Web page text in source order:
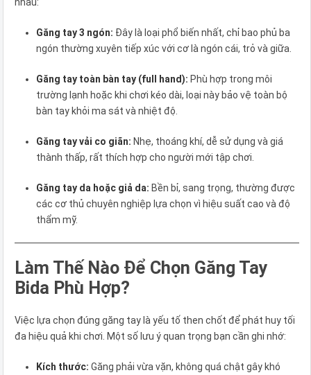
Găng tay 3 ngón: Đây là loại phổ biến nhất, chỉ bao phủ ba
ngón thường xuyên tiếp xúc với cơ là ngón cái, trỏ và giữa.
Găng tay toàn bàn tay (full hand): Phù hợp trong môi
trường lạnh hoặc khi chơi kéo dài, loại này bảo vệ toàn bộ
bàn tay khỏi ma sát và nhiệt độ.
Găng tay vải co giãn: Nhẹ, thoáng khí, dễ sử dụng và giá
thành thấp, rất thích hợp cho người mới tập chơi.
Găng tay da hoặc giả da: Bền bỉ, sang trọng, thường được
các cơ thủ chuyên nghiệp lựa chọn vì hiệu suất cao và độ
thẩm mỹ.
Làm Thế Nào Để Chọn Găng Tay
Bida Phù Hợp?
Việc lựa chọn đúng găng tay là yếu tố then chốt để phát huy tối
đa hiệu quả khi chơi. Một số lưu ý quan trọng bạn cần ghi nhớ:
Kích thước: Găng phải vừa vặn, không quá chật gây khó